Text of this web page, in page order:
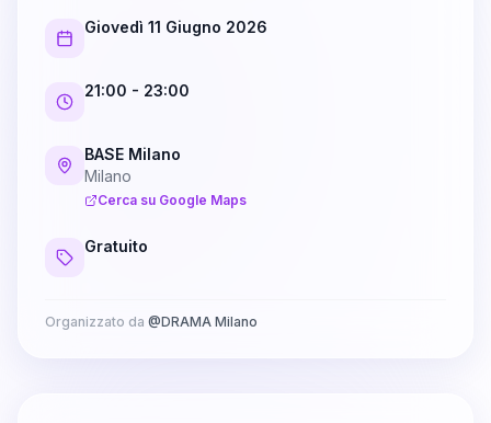
Giovedì 11 Giugno 2026
21:00 - 23:00
BASE Milano
Milano
Cerca su Google Maps
Gratuito
Organizzato da @DRAMA Milano